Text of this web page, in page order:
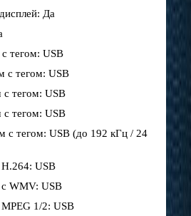
Да
тегом: USB
с тегом: USB
с тегом: USB
тегом: USB
с тегом: USB (до 192 кГц / 24
USB
WMV: USB
1/2: USB